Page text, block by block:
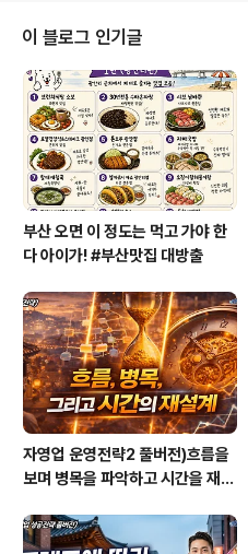
습니다. 저는 현재 00대학교에 다니고 있
3학년 27살 000이라고 합니다. 그 동안
정신도 안 차리고 철도 안 들어 제 스스로
많은 복합적인 것들로 어지럽게 얽혀 놓아
부터 써 내려 가야하는지 너무 부끄럽습니
를 내어 제가 지금까지 걸어..
이 블로그 인기글
부산 오면 이 정도는 먹고 가야 한
다 아이가! #부산맛집 대방출
자영업 운영전략2 풀버전)흐름을
보며 병목을 파악하고 시간을 재설